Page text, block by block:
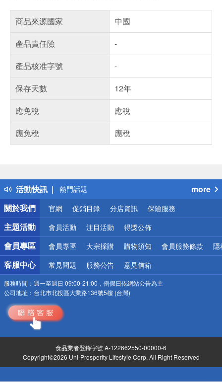
商品來源國家
中國
產品責任險
-
產品核准字號
-
保存天數
12年
應免稅
應稅
應免稅
應稅
活動快訊
得獎公告
熱門話題
銀行優惠
偏遠地區配送
詐騙網頁！請小心！
more
關於我們
官網 促銷目錄 分店資訊 保險服務
主題活動 會員活動 注目活動 得獎公佈
會員專區 會員專區 大宗採購 購物須知 會員服務條款 隱
客服中心 常見問題 服務公告 意見信箱
服務時間： 週一至週日 09:00-21:00，例假日依網站公告為主
公司地址： 台北市北投區大業路136號5樓 (台灣)
食品業者登錄字號 A-122662550-00000-6
Copyright©2026 Uni-Prosperity Lifestyle Corp. All Right Reserved